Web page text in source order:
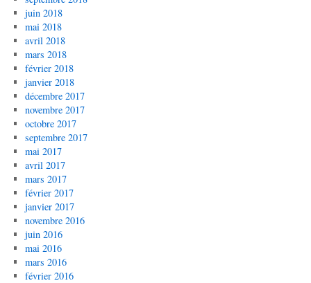
juin 2018
mai 2018
avril 2018
mars 2018
février 2018
janvier 2018
décembre 2017
novembre 2017
octobre 2017
septembre 2017
mai 2017
avril 2017
mars 2017
février 2017
janvier 2017
novembre 2016
juin 2016
mai 2016
mars 2016
février 2016